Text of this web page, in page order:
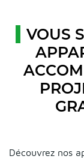
VOUS
Découvrez nos